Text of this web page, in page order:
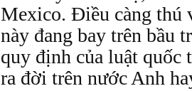
Mexico. Điều càng thú
này đang bay trên bầu
quy định của luật quốc
ra đời trên nước Anh